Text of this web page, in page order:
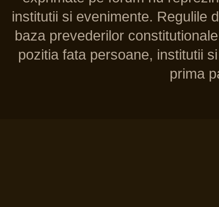
institutii si evenimente. Regulile
baza prevederilor
pozitia fata persoane, institutii
prima